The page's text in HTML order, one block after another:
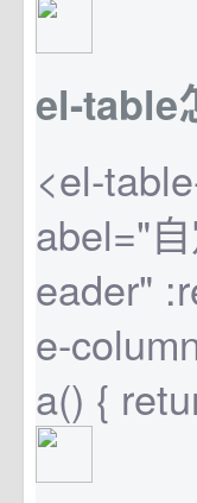
el-table
<el-
abel="
eader"
e-
a() {